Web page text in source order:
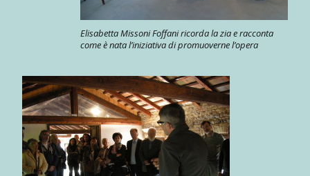
Elisabetta Missoni Foffani ricorda la zia e racconta
come è nata l’iniziativa di promuoverne l’opera